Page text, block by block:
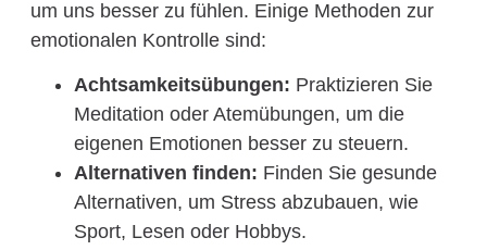
um uns besser zu fühlen. Einige Methoden zur
emotionalen Kontrolle sind:
Achtsamkeitsübungen: Praktizieren Sie
Meditation oder Atemübungen, um die
eigenen Emotionen besser zu steuern.
Alternativen finden: Finden Sie gesunde
Alternativen, um Stress abzubauen, wie
Sport, Lesen oder Hobbys.